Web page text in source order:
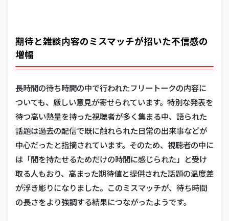
期待と雑談内容のミスマッチが招いた不信感の
増幅
長時間の待ち時間の中で行われたフリートークの内容に
ついても、厳しい意見が寄せられています。特別な発表を
待つ高い熱量を持った視聴者が多く集まる中、語られた
話題は過去の配信で既に触れられた日常の出来事などが
中心だったと指摘されています。そのため、視聴者の中に
は「間を持たせるためだけの時間に感じられた」と受け
取る人もおり、高まった期待値と提供された話題の温度差
が浮き彫りになりました。このミスマッチが、待ち時間
の長さをより強調する結果につながったようです。